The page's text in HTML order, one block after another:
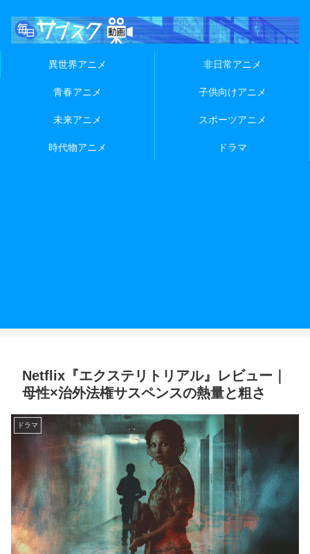
異世界アニメ 非日常アニメ
青春アニメ 子供向けアニメ
未来アニメ スポーツアニメ
時代物アニメ ドラマ
Netflix『エクステリトリアル』レビュー｜
母性×治外法権サスペンスの熱量と粗さ
ドラマ